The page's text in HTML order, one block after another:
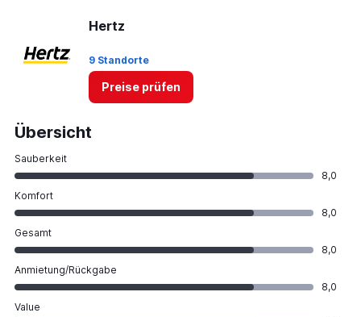
Hertz
9 Standorte
Preise prüfen
Übersicht
Sauberkeit
8,0
Komfort
8,0
Gesamt
8,0
Anmietung/Rückgabe
8,0
Value